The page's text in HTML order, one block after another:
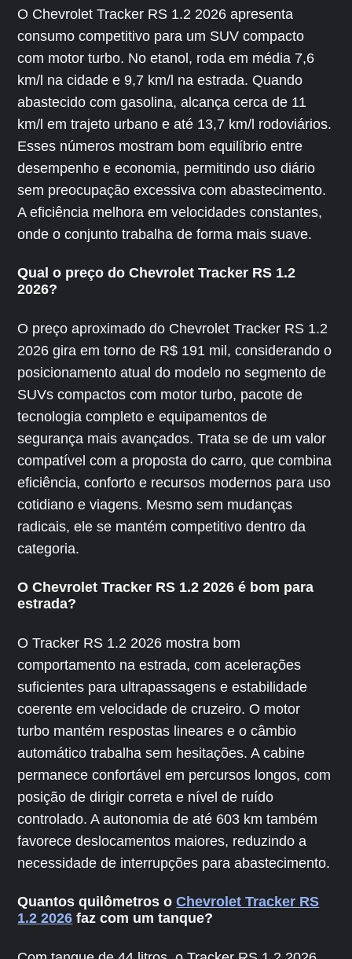
O Chevrolet Tracker RS 1.2 2026 apresenta
consumo competitivo para um SUV compacto
com motor turbo. No etanol, roda em média 7,6
km/l na cidade e 9,7 km/l na estrada. Quando
abastecido com gasolina, alcança cerca de 11
km/l em trajeto urbano e até 13,7 km/l rodoviários.
Esses números mostram bom equilíbrio entre
desempenho e economia, permitindo uso diário
sem preocupação excessiva com abastecimento.
A eficiência melhora em velocidades constantes,
onde o conjunto trabalha de forma mais suave.
Qual o preço do Chevrolet Tracker RS 1.2
2026?
O preço aproximado do Chevrolet Tracker RS 1.2
2026 gira em torno de R$ 191 mil, considerando o
posicionamento atual do modelo no segmento de
SUVs compactos com motor turbo, pacote de
tecnologia completo e equipamentos de
segurança mais avançados. Trata se de um valor
compatível com a proposta do carro, que combina
eficiência, conforto e recursos modernos para uso
cotidiano e viagens. Mesmo sem mudanças
radicais, ele se mantém competitivo dentro da
categoria.
O Chevrolet Tracker RS 1.2 2026 é bom para
estrada?
O Tracker RS 1.2 2026 mostra bom
comportamento na estrada, com acelerações
suficientes para ultrapassagens e estabilidade
coerente em velocidade de cruzeiro. O motor
turbo mantém respostas lineares e o câmbio
automático trabalha sem hesitações. A cabine
permanece confortável em percursos longos, com
posição de dirigir correta e nível de ruído
controlado. A autonomia de até 603 km também
favorece deslocamentos maiores, reduzindo a
necessidade de interrupções para abastecimento.
Quantos quilômetros oChevrolet Tracker RS
1.2 2026 faz com um tanque?